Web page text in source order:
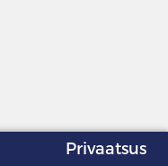
Privaatsus